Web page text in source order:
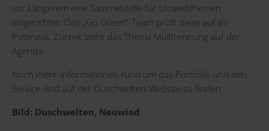
vor Längerem eine Sammelstelle für Umweltthemen
eingerichtet. Das „Go Green“-Team prüft diese auf ihr
Potenzial. Zurzeit steht das Thema Mülltrennung auf der
Agenda.
Noch mehr Informationen rund um das Portfolio und den
Service sind auf der Duschwelten-Website zu finden.
Bild: Duschwelten, Neuwied